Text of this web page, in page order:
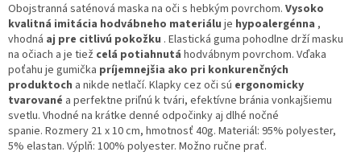
Obojstranná saténová maska ​​na oči s hebkým povrchom. Vysoko
kvalitná imitácia hodvábneho materiálu je hypoalergénna ,
vhodná aj pre citlivú pokožku . Elastická guma pohodlne drží masku
na očiach a je tiež celá potiahnutá hodvábnym povrchom. Vďaka
poťahu je gumička príjemnejšia ako pri konkurenčných
produktoch a nikde netlačí. Klapky cez oči sú ergonomicky
tvarované a perfektne priľnú k tvári, efektívne bránia vonkajšiemu
svetlu. Vhodné na krátke denné odpočinky aj dlhé nočné
spanie. Rozmery 21 x 10 cm, hmotnosť 40g. Materiál: 95% polyester,
5% elastan. Výplň: 100% polyester. Možno ručne prať.